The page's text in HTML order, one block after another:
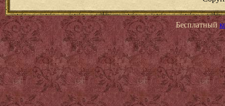
Бесплатный